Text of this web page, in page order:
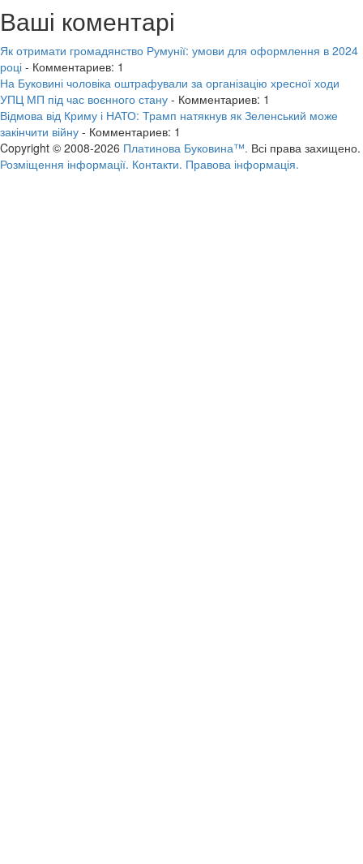
Ваші коментарі
Як отримати громадянство Румунії: умови для оформлення в 2024
році - Комментариев: 1
На Буковині чоловіка оштрафували за організацію хресної ходи
УПЦ МП під час воєнного стану - Комментариев: 1
Відмова від Криму і НАТО: Трамп натякнув як Зеленський може
закінчити війну - Комментариев: 1
Copyright © 2008-2026 Платинова Буковина™. Всі права захищено.
Розміщення інформації. Контакти. Правова інформація.